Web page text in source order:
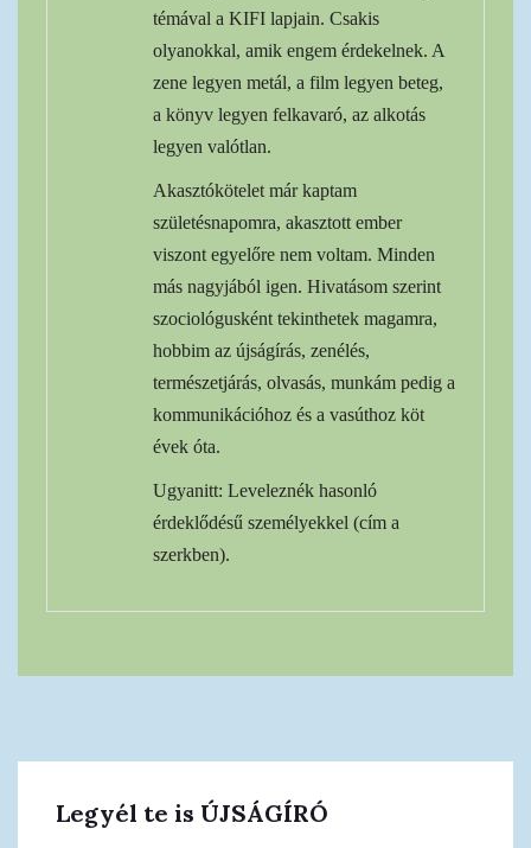
témával a KIFI lapjain. Csakis
olyanokkal, amik engem érdekelnek. A
zene legyen metál, a film legyen beteg,
a könyv legyen felkavaró, az alkotás
legyen valótlan.
Akasztókötelet már kaptam
születésnapomra, akasztott ember
viszont egyelőre nem voltam. Minden
más nagyjából igen. Hivatásom szerint
szociológusként tekinthetek magamra,
hobbim az újságírás, zenélés,
természetjárás, olvasás, munkám pedig a
kommunikációhoz és a vasúthoz köt
évek óta.
Ugyanitt: Leveleznék hasonló
érdeklődésű személyekkel (cím a
szerkben).
Legyél te is ÚJSÁGÍRÓ